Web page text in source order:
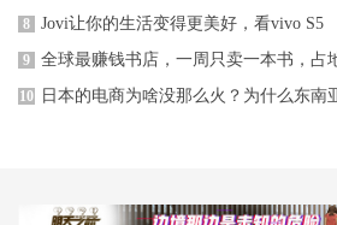
8 Jovi让你的生活变得更美好，看vivo S5
9 全球最赚钱书店，一周只卖一本书，占
10 日本的电商为啥没那么火？为什么东南